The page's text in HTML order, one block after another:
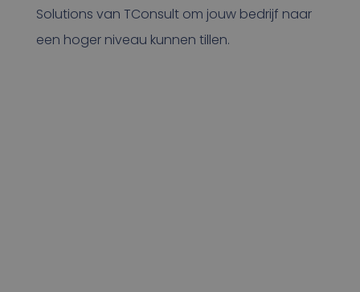
Solutions van TConsult om jouw bedrijf naar
een hoger niveau kunnen tillen.